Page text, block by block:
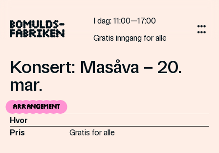
content
I dag: 11:00—17:00
Gratis inngang for alle
Konsert: Masåva – 20.
mar.
Arrangement
Hvor
Pris
Gratis for alle